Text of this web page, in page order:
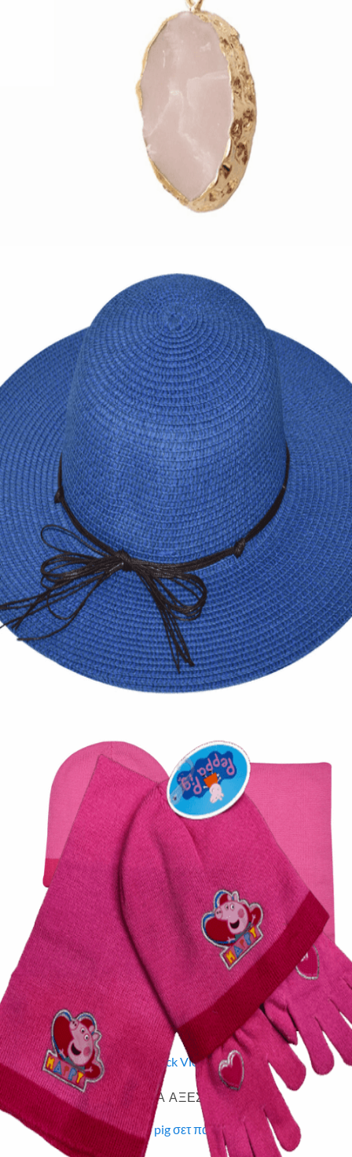
ΑΞΕΣΟΥΑΡ
Μενταγιόν με οβάλ πέτρα πάστα
4,00€
Quick View
Εξαντλημένο
ΓΥΝΑΙΚΕΙΑ ΑΞΕΣΟΥΑΡ
Καπέλο Floppy θερινό
10,00€
Quick View
Εξαντλημένο
ΠΑΙΔΙΚΑ ΑΞΕΣΟΥΑΡ
Peppa pig σετ παιδικό